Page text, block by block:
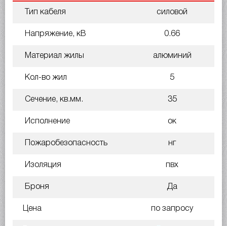
Тип кабеля силовой
Напряжение, кВ 0.66
Материал жилы алюминий
Кол-во жил 5
Сечение, кв.мм. 35
Исполнение ок
Пожаробезопасность нг
Изоляция пвх
Броня Да
Цена по запросу